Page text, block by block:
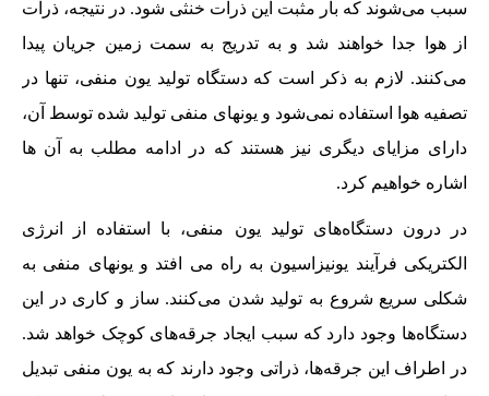
سبب می‌شوند که بار مثبت این ذرات خنثی شود. در نتیجه، ذرات
از هوا جدا خواهند شد و به تدریج به سمت زمین جریان پیدا
می‌کنند. لازم به ذکر است که دستگاه تولید یون منفی، تنها در
تصفیه هوا استفاده نمی‌شود و یونهای منفی تولید شده توسط آن،
دارای مزایای دیگری نیز هستند که در ادامه مطلب به آن ها
اشاره خواهیم کرد.
در درون دستگاه‌های تولید یون منفی، با استفاده از انرژی
الکتریکی فرآیند یونیزاسیون به راه می افتد و یونهای منفی به
شکلی سریع شروع به تولید شدن می‌کنند. ساز و کاری در این
دستگاه‌ها وجود دارد که سبب ایجاد جرقه‌های کوچک خواهد شد.
در اطراف این جرقه‌ها، ذراتی وجود دارند که به یون منفی تبدیل